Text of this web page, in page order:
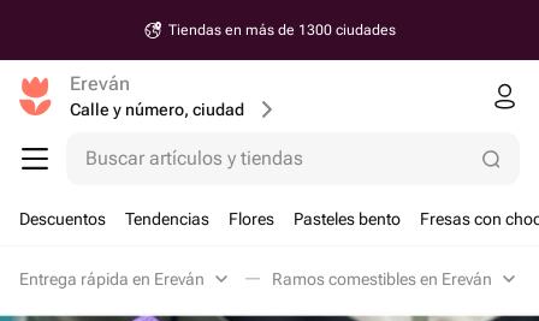
Tiendas en más de 1300 ciudades
Ereván
Calle y número, ciudad
Buscar artículos y tiendas
Descuentos Tendencias Flores Pasteles bento Fresas con
Entrega rápida en Ereván Ramos comestibles en Ereván